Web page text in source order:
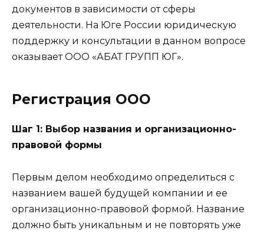
документов в зависимости от сферы
деятельности. На Юге России юридическую
поддержку и консультации в данном вопросе
оказывает ООО «АБАТ ГРУПП ЮГ».
Регистрация ООО
Шаг 1: Выбор названия и организационно-
правовой формы
Первым делом необходимо определиться с
названием вашей будущей компании и ее
организационно-правовой формой. Название
должно быть уникальным и не повторять уже